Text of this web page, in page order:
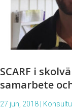
SCARF i
samarbete
27 jun, 2018